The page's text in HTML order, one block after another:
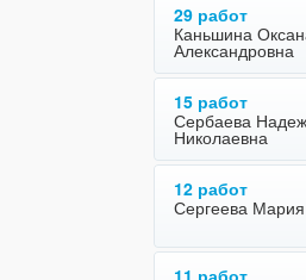
29 работ
Каньшина
Александровна
15 работ
Сербаева
Николаевна
12 работ
Сергеева
11 работ